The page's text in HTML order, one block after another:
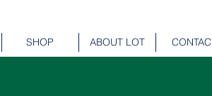
SHOP ABOUT LOT